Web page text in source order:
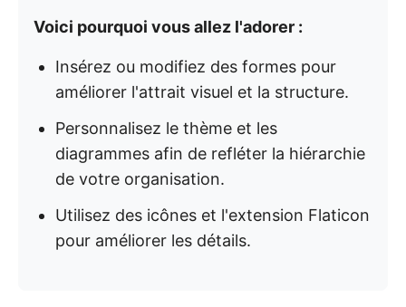
Voici pourquoi vous allez l'adorer :
Insérez ou modifiez des formes pour
améliorer l'attrait visuel et la structure.
Personnalisez le thème et les
diagrammes afin de refléter la hiérarchie
de votre organisation.
Utilisez des icônes et l'extension Flaticon
pour améliorer les détails.